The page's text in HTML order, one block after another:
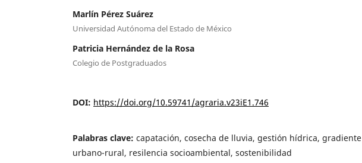
Marlín Pérez Suárez
Universidad Autónoma del Estado de México
Patricia Hernández de la Rosa
Colegio de Postgraduados
DOI: https://doi.org/10.59741/agraria.v23iE1.746
Palabras clave: capatación, cosecha de lluvia, gestión hídrica, gradiente
urbano-rural, resilencia socioambiental, sostenibilidad